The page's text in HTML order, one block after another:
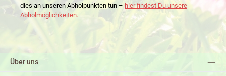
dies an unseren Abholpunkten tun – hier findest Du unsere
Abholmöglichkeiten.
Über uns